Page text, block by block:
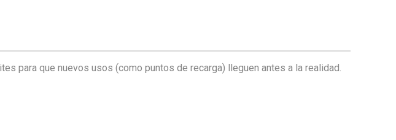
para que nuevos usos (como puntos de recarga) lleguen antes a la realidad.